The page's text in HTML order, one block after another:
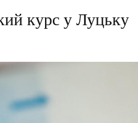
курс у Луцьку